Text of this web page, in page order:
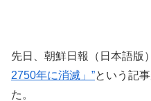
先日、朝鮮日報（日本語版
2750年に消滅」”という記
た。